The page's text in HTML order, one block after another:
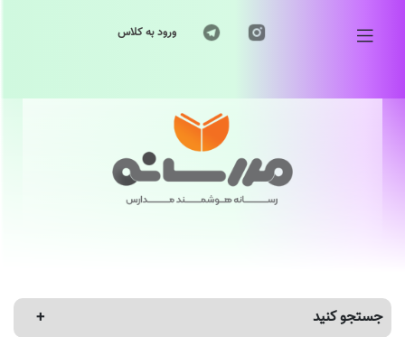
ورود به کلاس
جستجو کنید